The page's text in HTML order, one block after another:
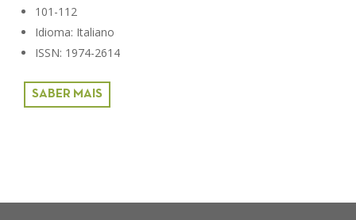
101-112
Idioma: Italiano
ISSN: 1974-2614
SABER MAIS